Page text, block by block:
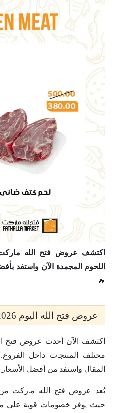
اللحوم المجمدة الآن واستفد
🔥
عروض فتح الله اليوم 2026
اكتشف الآن أحدث عروض فتح
مختلف المنتجات داخل الفروع.
المقال واستفد من أفضل الأسعار
يُعد عروض فتح الله ماركت من
حيث يوفر خصومات قوية على